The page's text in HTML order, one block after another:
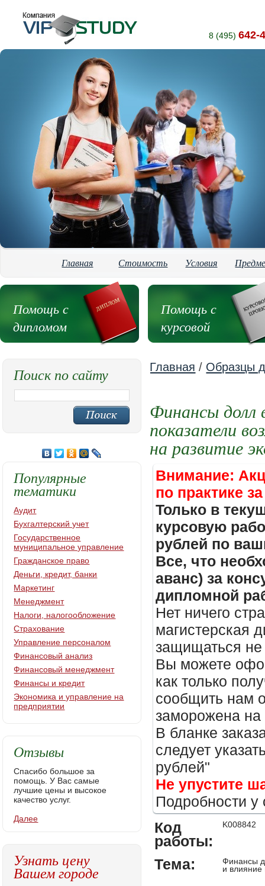
8 (495) 642-
Главная Стоимость Условия
Помощь с
дипломом
Помощь с
курсовой
Главная / Образцы
Финансы долл
показатели
на развитие
Внимание:
по практике
Только в
курсовую
рублей по
Все, что
аванс) за
дипломной
Нет ничего
магистерская
защищаться не
Вы можете
как только
сообщить нам
заморожена
В бланке
следует
рублей"
Не упустите
Подробности
Код
работы:
K008842
Тема:
Финансы
и влияние
Поиск по сайту
Популярные
тематики
Аудит
Бухгалтерский учет
Государственное
муниципальное управление
Гражданское право
Деньги, кредит, банки
Маркетинг
Менеджмент
Налоги, налогообложение
Страхование
Управление персоналом
Финансовый анализ
Финансовый менеджмент
Финансы и кредит
Экономика и управление на
предприятии
Отзывы
Спасибо большое за
помощь. У Вас самые
лучшие цены и высокое
качество услуг.
Далее
Узнать цену
Вашем городе